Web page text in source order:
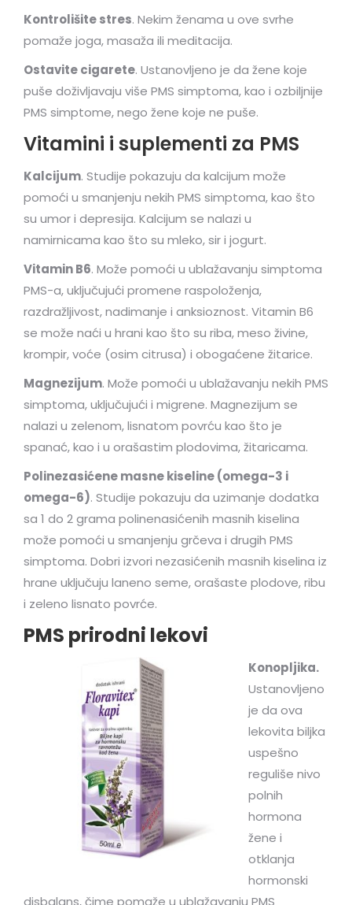
Kontrolišite stres. Nekim ženama u ove svrhe
pomaže joga, masaža ili meditacija.
Ostavite cigarete. Ustanovljeno je da žene koje
puše doživljavaju više PMS simptoma, kao i ozbiljnije
PMS simptome, nego žene koje ne puše.
Vitamini i suplementi za PMS
Kalcijum. Studije pokazuju da kalcijum može
pomoći u smanjenju nekih PMS simptoma, kao što
su umor i depresija. Kalcijum se nalazi u
namirnicama kao što su mleko, sir i jogurt.
Vitamin B6. Može pomoći u ublažavanju simptoma
PMS-a, uključujući promene raspoloženja,
razdražljivost, nadimanje i anksioznost. Vitamin B6
se može naći u hrani kao što su riba, meso živine,
krompir, voće (osim citrusa) i obogaćene žitarice.
Magnezijum. Može pomoći u ublažavanju nekih PMS
simptoma, uključujući i migrene. Magnezijum se
nalazi u zelenom, lisnatom povrću kao što je
spanać, kao i u orašastim plodovima, žitaricama.
Polinezasićene masne kiseline (omega-3 i
omega-6). Studije pokazuju da uzimanje dodatka
sa 1 do 2 grama polinenasićenih masnih kiselina
može pomoći u smanjenju grčeva i drugih PMS
simptoma. Dobri izvori nezasićenih masnih kiselina iz
hrane uključuju laneno seme, orašaste plodove, ribu
i zeleno lisnato povrće.
PMS prirodni lekovi
Konopljika.
Ustanovljeno
je da ova
lekovita biljka
uspešno
reguliše nivo
polnih
hormona
žene i
otklanja
hormonski
disbalans, čime pomaže u ublažavanju PMS